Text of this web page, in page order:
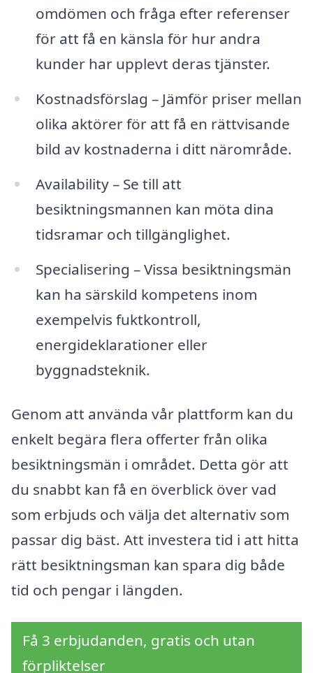
omdömen och fråga efter referenser
för att få en känsla för hur andra
kunder har upplevt deras tjänster.
Kostnadsförslag – Jämför priser mellan
olika aktörer för att få en rättvisande
bild av kostnaderna i ditt närområde.
Availability – Se till att
besiktningsmannen kan möta dina
tidsramar och tillgänglighet.
Specialisering – Vissa besiktningsmän
kan ha särskild kompetens inom
exempelvis fuktkontroll,
energideklarationer eller
byggnadsteknik.
Genom att använda vår plattform kan du
enkelt begära flera offerter från olika
besiktningsmän i området. Detta gör att
du snabbt kan få en överblick över vad
som erbjuds och välja det alternativ som
passar dig bäst. Att investera tid i att hitta
rätt besiktningsman kan spara dig både
tid och pengar i längden.
Få 3 erbjudanden, gratis och utan
förpliktelser